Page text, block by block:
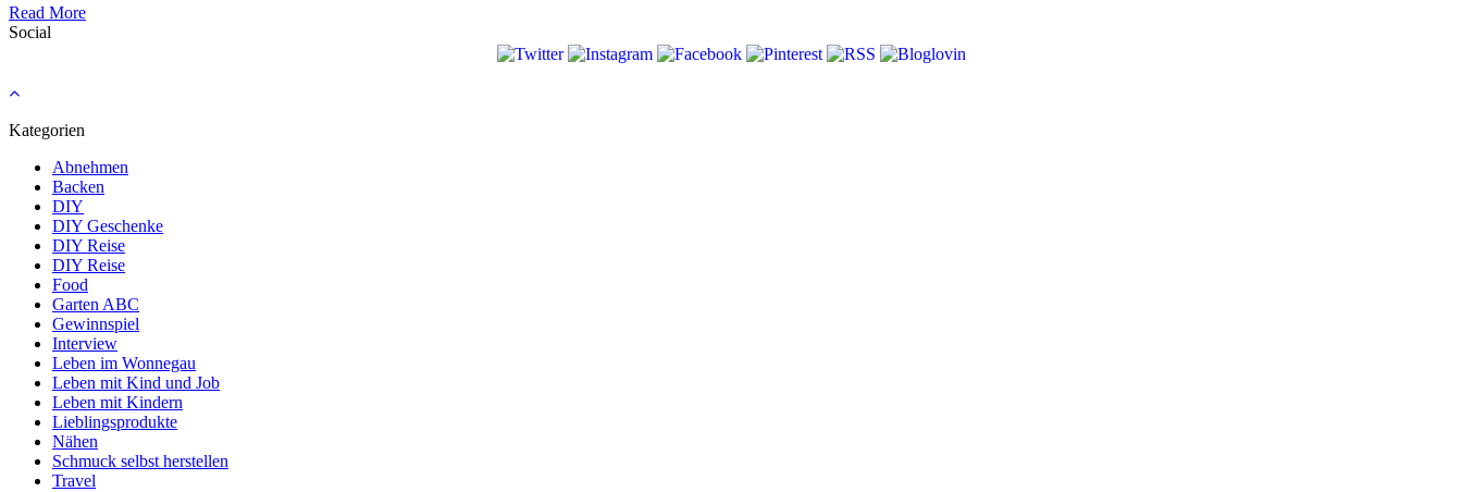
Read More
Social
Kategorien
Abnehmen
Backen
DIY
DIY Geschenke
DIY Reise
DIY Reise
Food
Garten ABC
Gewinnspiel
Interview
Leben im Wonnegau
Leben mit Kind und Job
Leben mit Kindern
Lieblingsprodukte
Nähen
Schmuck selbst herstellen
Travel